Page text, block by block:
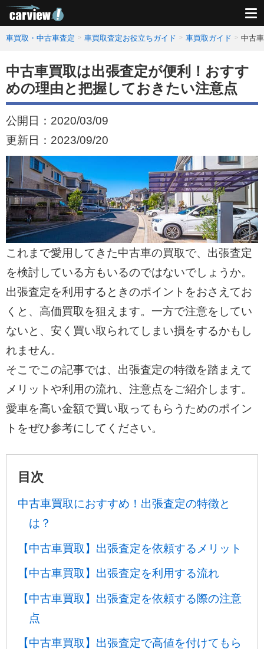
車買取・中古車査定 車買取査定お役立ちガイド 車買取ガイド 中古
中古車買取は出張査定が便利！おすす
めの理由と把握しておきたい注意点
公開日： 2020/03/09
更新日： 2023/09/20
これまで愛用してきた中古車の買取で、出張査定
を検討している方もいるのではないでしょうか。
出張査定を利用するときのポイントをおさえてお
くと、高価買取を狙えます。一方で注意をしてい
ないと、安く買い取られてしまい損をするかもし
れません。
そこでこの記事では、出張査定の特徴を踏まえて
メリットや利用の流れ、注意点をご紹介します。
愛車を高い金額で買い取ってもらうためのポイン
トをぜひ参考にしてください。
目次
中古車買取におすすめ！出張査定の特徴と
は？
【中古車買取】出張査定を依頼するメリット
【中古車買取】出張査定を利用する流れ
【中古車買取】出張査定を依頼する際の注意
点
【中古車買取】出張査定で高値を付けてもら